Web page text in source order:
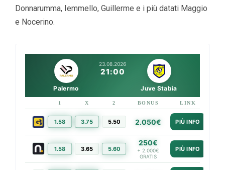
Donnarumma, Iemmello, Guillerme e i più datati Maggio
e Nocerino.
23.08.2026
21:00
Palermo Juve Stabia
1 X 2 BONUS LINK
1.58 3.75 5.50 2.050€ PIÙ INFO
1.58 3.65 5.60
250€
+ 2.000€
GRATIS
PIÙ INFO